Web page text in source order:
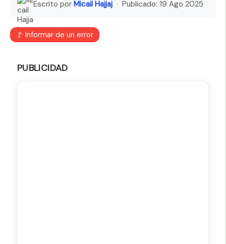
Escrito por Micail Hajjaj · Publicado: 19 Ago 2025
🚩 Informar de un error
PUBLICIDAD